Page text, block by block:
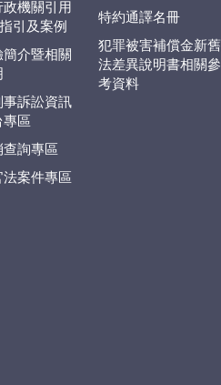
政機關引用
引及案例
介暨相關
事訴訟資訊
專區
查詢專區
法案件專區
特約通譯名冊
犯罪被害補償金新舊
法差異說明書相關參
考資料